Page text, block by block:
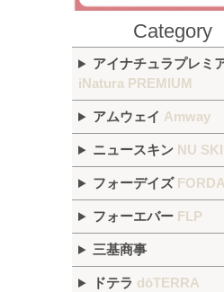
Category
アイナチュラプレミ
iNatura PREMIUM
アムウェイ Amway
ニュースキン NU
フォーデイズ
フォーエバー FLP
三基商事
ドテラ dōTERRA